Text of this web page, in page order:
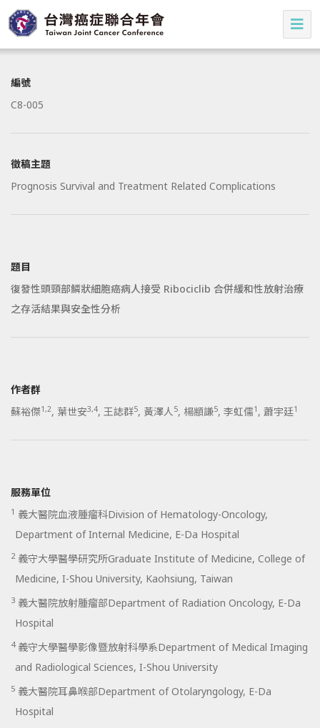
編號
C8-005
徵稿主題
Prognosis Survival and Treatment Related Complications
題目
復發性頭頸部鱗狀細胞癌病人接受 Ribociclib 合併緩和性放射治療
之存活結果與安全性分析
作者群
蘇裕傑1,2, 葉世安3,4, 王誌群5, 黃澤人5, 楊顓謙5, 李虹儒1 , 蕭宇廷1
服務單位
1 義大醫院血液腫瘤科Division of Hematology-Oncology,
Department of Internal Medicine, E-Da Hospital
2義守大學醫學研究所Graduate Institute of Medicine, College of
Medicine, I-Shou University, Kaohsiung, Taiwan
3 義大醫院放射腫瘤部Department of Radiation Oncology, E-Da
Hospital
4義守大學醫學影像暨放射科學系Department of Medical Imaging
and Radiological Sciences, I-Shou University
5 義大醫院耳鼻喉部Department of Otolaryngology, E-Da
Hospital